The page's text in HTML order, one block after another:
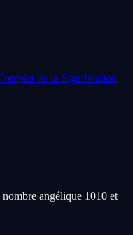
de la Signification
angélique 1010 et